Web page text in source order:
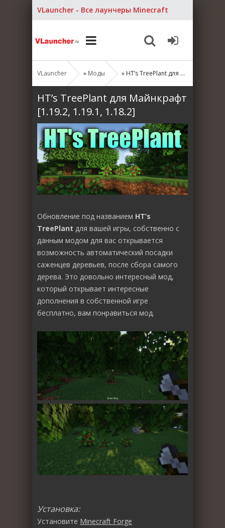
VLauncher - Все лаунчеры Minecraft
VLauncher » Моды » HT’s TreePlant для Майнкрафт [1.19.2, 1.19.1, 1.18.2]
HT’s TreePlant для Майнкрафт
[1.19.2, 1.19.1, 1.18.2]
Обновление под названием HT’s
TreePlant для вашей игры, собственно с
данным модом для вас открывается
возможность автоматический посадки
саженцев деревьев, после сбора самого
дерева. Это довольно интересный мод,
который открывает интересные
дополнения в собственной игре
бесплатно, вам понравиться мод.
Установка:
Установите Minecraft Forge